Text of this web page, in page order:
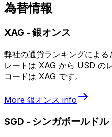
為替情報
XAG - 銀オンス
弊社の通貨ランキングによ
レートは XAG から USD の
コードは XAG です。
More 銀オンス info
SGD - シンガポールドル